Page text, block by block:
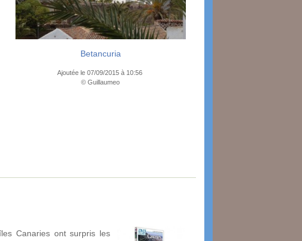
Betancuria
Ajoutée le 07/09/2015 à 10:56
© Guillaumeo
Canaries ont surpris les